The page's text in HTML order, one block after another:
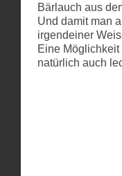
Bärlauch aus
Und damit man
irgendeiner
Eine
natürlich auch